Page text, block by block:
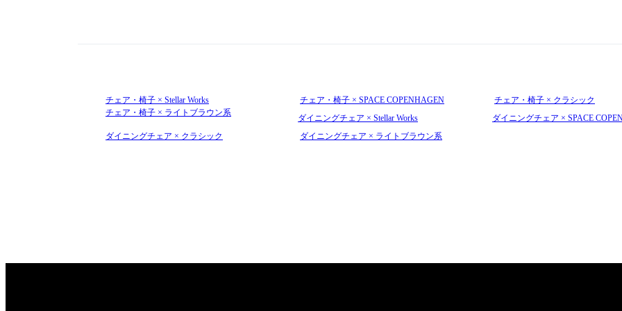
チェア・椅子 × Stellar Works チェア・椅子 × SPACE COPENHAGEN
チェア・椅子 × クラシック
チェア・椅子 × ライトブラウン系
ダイニングチェア × Stellar Works
ダイニングチェア × SPACE
ダイニングチェア × クラシック
ダイニングチェア × ライトブラウン系